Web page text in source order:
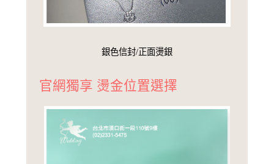
銀色信封/正面燙銀
官網獨享 燙金位置選擇